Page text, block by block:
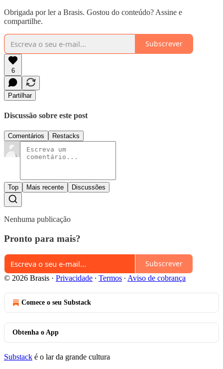
Obrigada por ler a Brasis. Gostou do conteúdo? Assine e
compartilhe.
Subscrever
6
Partilhar
Discussão sobre este post
Comentários Restacks
Top Mais recente Discussões
Nenhuma publicação
Pronto para mais?
Subscrever
© 2026 Brasis · Privacidade ∙ Termos ∙ Aviso de cobrança
Comece o seu Substack
Obtenha o App
Substack é o lar da grande cultura